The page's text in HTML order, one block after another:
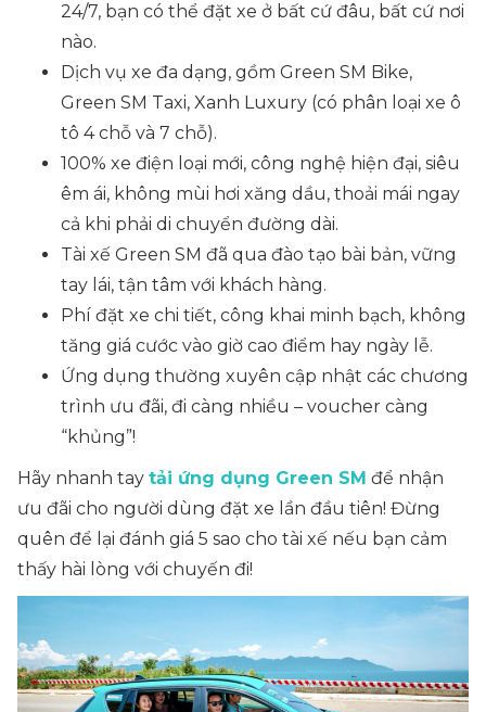
24/7, bạn có thể đặt xe ở bất cứ đâu, bất cứ nơi
nào.
Dịch vụ xe đa dạng, gồm Green SM Bike,
Green SM Taxi, Xanh Luxury (có phân loại xe ô
tô 4 chỗ và 7 chỗ).
100% xe điện loại mới, công nghệ hiện đại, siêu
êm ái, không mùi hơi xăng dầu, thoải mái ngay
cả khi phải di chuyển đường dài.
Tài xế Green SM đã qua đào tạo bài bản, vững
tay lái, tận tâm với khách hàng.
Phí đặt xe chi tiết, công khai minh bạch, không
tăng giá cước vào giờ cao điểm hay ngày lễ.
Ứng dụng thường xuyên cập nhật các chương
trình ưu đãi, đi càng nhiều – voucher càng
“khủng”!
Hãy nhanh tay tải ứng dụng Green SM để nhận
ưu đãi cho người dùng đặt xe lần đầu tiên! Đừng
quên để lại đánh giá 5 sao cho tài xế nếu bạn cảm
thấy hài lòng với chuyến đi!